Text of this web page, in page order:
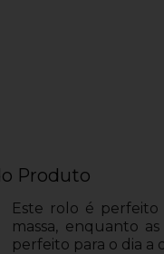
Produto
Este rolo é perfeito
massa, enquanto
perfeito para o dia a